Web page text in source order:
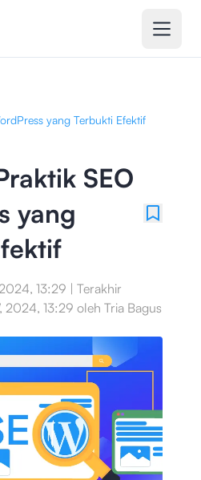
yang Terbukti Efektif
SEO
yang
13:29 | Terakhir
2024, 13:29 oleh Tria Bagus